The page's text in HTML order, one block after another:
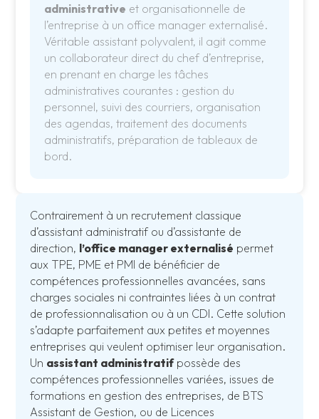
administrative et organisationnelle de
l’entreprise à un office manager externalisé.
Véritable assistant polyvalent, il agit comme
un collaborateur direct du chef d’entreprise,
en prenant en charge les tâches
administratives courantes : gestion du
personnel, suivi des courriers, organisation
des agendas, traitement des documents
administratifs, préparation de tableaux de
bord.
Contrairement à un recrutement classique
d’assistant administratif ou d’assistante de
direction, l’office manager externalisé permet
aux TPE, PME et PMI de bénéficier de
compétences professionnelles avancées, sans
charges sociales ni contraintes liées à un contrat
de professionnalisation ou à un CDI. Cette solution
s’adapte parfaitement aux petites et moyennes
entreprises qui veulent optimiser leur organisation.
Un assistant administratifpossède des
compétences professionnelles variées, issues de
formations en gestion des entreprises, de BTS
Assistant de Gestion, ou de Licences